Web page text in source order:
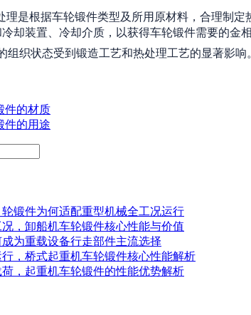
理是根据车轮锻件类型及所用原材料，合理制
却装置、冷却介质，以获得车轮锻件需要的金
组织状态受到锻造工艺和热处理工艺的显著影
件的材质
件的用途
锻件为何适配重型机械全工况运行
，卸船机车轮锻件核心性能与价值
为重载设备行走部件主流选择
，桥式起重机车轮锻件核心性能解析
，起重机车轮锻件的性能优势解析